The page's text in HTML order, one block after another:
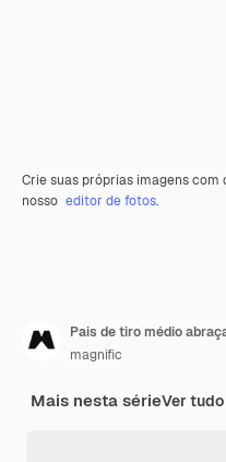
Crie suas próprias imagens com
nosso editor de fotos.
Pais de tiro médio
magnific
Mais nesta sérieVer tudo